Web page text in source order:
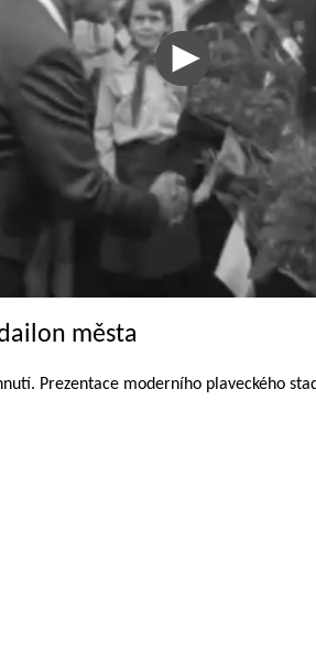
města
Prezentace moderního plaveckého